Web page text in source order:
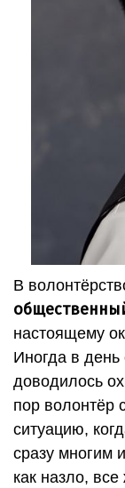
В
настоящему
Иногда в
доводилось
пор волонтёр
ситуацию,
сразу многим
как назло,